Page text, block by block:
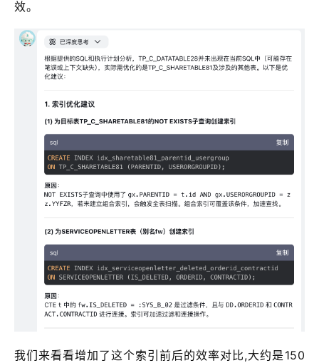
效。
我们来看看增加了这个索引前后的效率对比,大约是150